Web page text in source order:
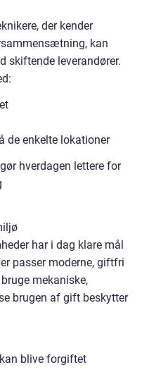
der kender
kan
skiftende leverandører.
de enkelte lokationer
hverdagen lettere for
har i dag klare mål
passer moderne, giftfri
mekaniske,
brugen af gift beskytter
blive forgiftet